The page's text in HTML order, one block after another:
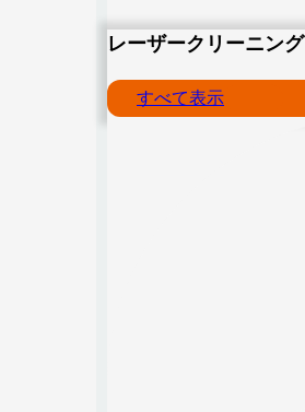
レーザークリーニング
すべて表示